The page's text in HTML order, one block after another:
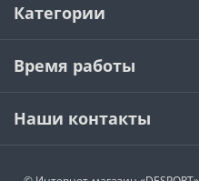
Категории
Время работы
Наши контакты